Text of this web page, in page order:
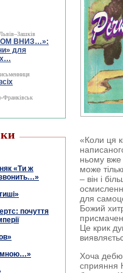
ВНИЗ…»:
для
Франківськ
«Ти ж
почуття
мною…»
«Коли ця
ньому вже
може
– він і
для
Божий
Це крик
Хоча
сприяння